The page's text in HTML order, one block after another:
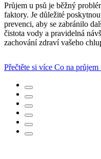
Průjem u psů je běžný
faktory. Je důležité
prevenci, aby se zabránilo
čistota vody a pravidelná
zachování zdraví vašeho
Přečtěte si více Co na průjem